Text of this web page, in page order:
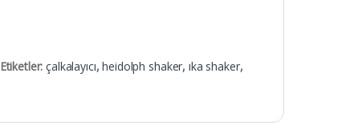
Etiketler:çalkalayıcı,heidolph shaker, ıka shaker,